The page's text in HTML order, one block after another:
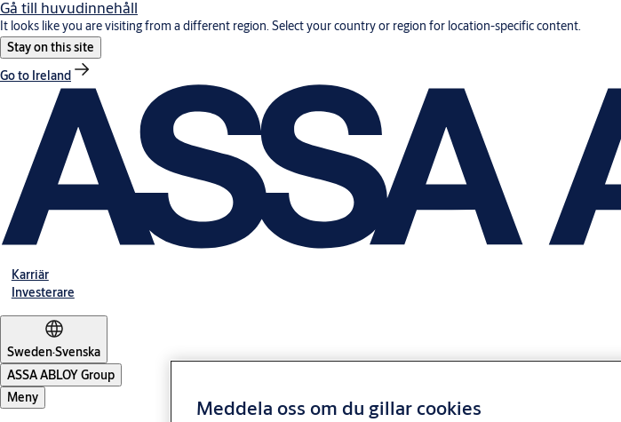
Gå till huvudinnehåll
It looks like you are visiting from a different region. Select your country or region for location-specific content.
Stay on this site
Go to Ireland
Karriär
Investerare
Sweden·Svenska
ASSA ABLOY Group
Meny
Meddela oss om du gillar cookies